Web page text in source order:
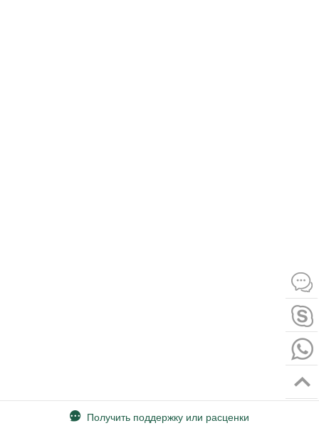
Получить поддержку или расценки